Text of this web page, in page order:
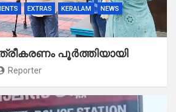
EXTRAS KERALAM
NEWS
പൂർത്തിയായി
Reporter